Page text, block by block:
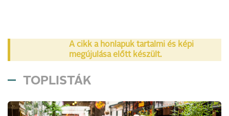
A cikk a honlapuk tartalmi és képi
megújulása előtt készült.
TOPLISTÁK